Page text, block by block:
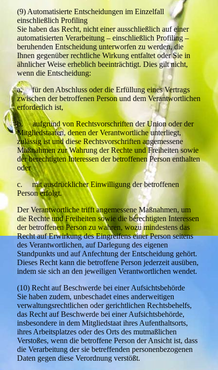
(9) Automatisierte Entscheidungen im Einzelfall
einschließlich Profiling
Sie haben das Recht, nicht einer ausschließlich auf einer
automatisierten Verarbeitung – einschließlich Profiling –
beruhenden Entscheidung unterworfen zu werden, die
Ihnen gegenüber rechtliche Wirkung entfaltet oder Sie in
ähnlicher Weise erheblich beeinträchtigt. Dies gilt nicht,
wenn die Entscheidung:
a. für den Abschluss oder die Erfüllung eines Vertrags
zwischen der betroffenen Person und dem Verantwortlichen
erforderlich ist,
b. aufgrund von Rechtsvorschriften der Union oder der
Mitgliedstaaten, denen der Verantwortliche unterliegt,
zulässig ist und diese Rechtsvorschriften angemessene
Maßnahmen zur Wahrung der Rechte und Freiheiten sowie
der berechtigten Interessen der betroffenen Person enthalten
oder
c. mit ausdrücklicher Einwilligung der betroffenen
Person erfolgt.
Der Verantwortliche trifft angemessene Maßnahmen, um
die Rechte und Freiheiten sowie die berechtigten Interessen
der betroffenen Person zu wahren, wozu mindestens das
Recht auf Erwirkung des Eingreifens einer Person seitens
des Verantwortlichen, auf Darlegung des eigenen
Standpunkts und auf Anfechtung der Entscheidung gehört.
Dieses Recht kann die betroffene Person jederzeit ausüben,
indem sie sich an den jeweiligen Verantwortlichen wendet.
(10) Recht auf Beschwerde bei einer Aufsichtsbehörde
Sie haben zudem, unbeschadet eines anderweitigen
verwaltungsrechtlichen oder gerichtlichen Rechtsbehelfs,
das Recht auf Beschwerde bei einer Aufsichtsbehörde,
insbesondere in dem Mitgliedstaat ihres Aufenthaltsorts,
ihres Arbeitsplatzes oder des Orts des mutmaßlichen
Verstoßes, wenn die betroffene Person der Ansicht ist, dass
die Verarbeitung der sie betreffenden personenbezogenen
Daten gegen diese Verordnung verstößt.